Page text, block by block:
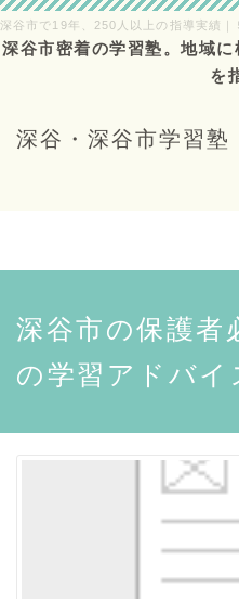
深谷市で19年、250人以上の指導実績｜
深谷市密着の学習塾。地域
を
深谷・深谷市学習塾
深谷市の保護者
の学習アドバイ